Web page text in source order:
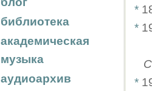
библиотека
академическая
музыка
аудиоархив
*
*
*